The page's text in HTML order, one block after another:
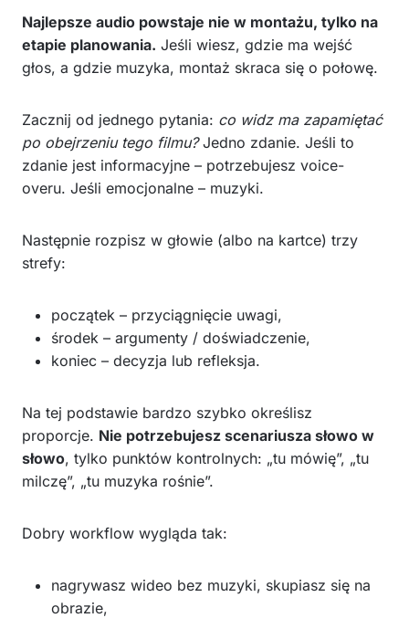
Najlepsze audio powstaje nie w montażu, tylko na
etapie planowania. Jeśli wiesz, gdzie ma wejść
głos, a gdzie muzyka, montaż skraca się o połowę.
Zacznij od jednego pytania: co widz ma zapamiętać
po obejrzeniu tego filmu?Jedno zdanie. Jeśli to
zdanie jest informacyjne – potrzebujesz voice-
overu. Jeśli emocjonalne – muzyki.
Następnie rozpisz w głowie (albo na kartce) trzy
strefy:
początek – przyciągnięcie uwagi,
środek – argumenty / doświadczenie,
koniec – decyzja lub refleksja.
Na tej podstawie bardzo szybko określisz
proporcje. Nie potrzebujesz scenariusza słowo w
słowo, tylko punktów kontrolnych: „tu mówię”, „tu
milczę”, „tu muzyka rośnie”.
Dobry workflow wygląda tak:
nagrywasz wideo bez muzyki, skupiasz się na
obrazie,